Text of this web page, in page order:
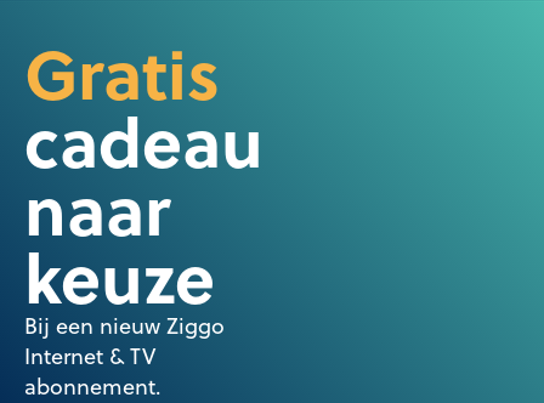
Gratis
cadeau
naar
keuze
Bij een nieuw Ziggo
Internet & TV
abonnement.